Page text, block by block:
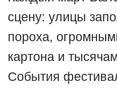
сцену: улицы
пороха,
картона и
События